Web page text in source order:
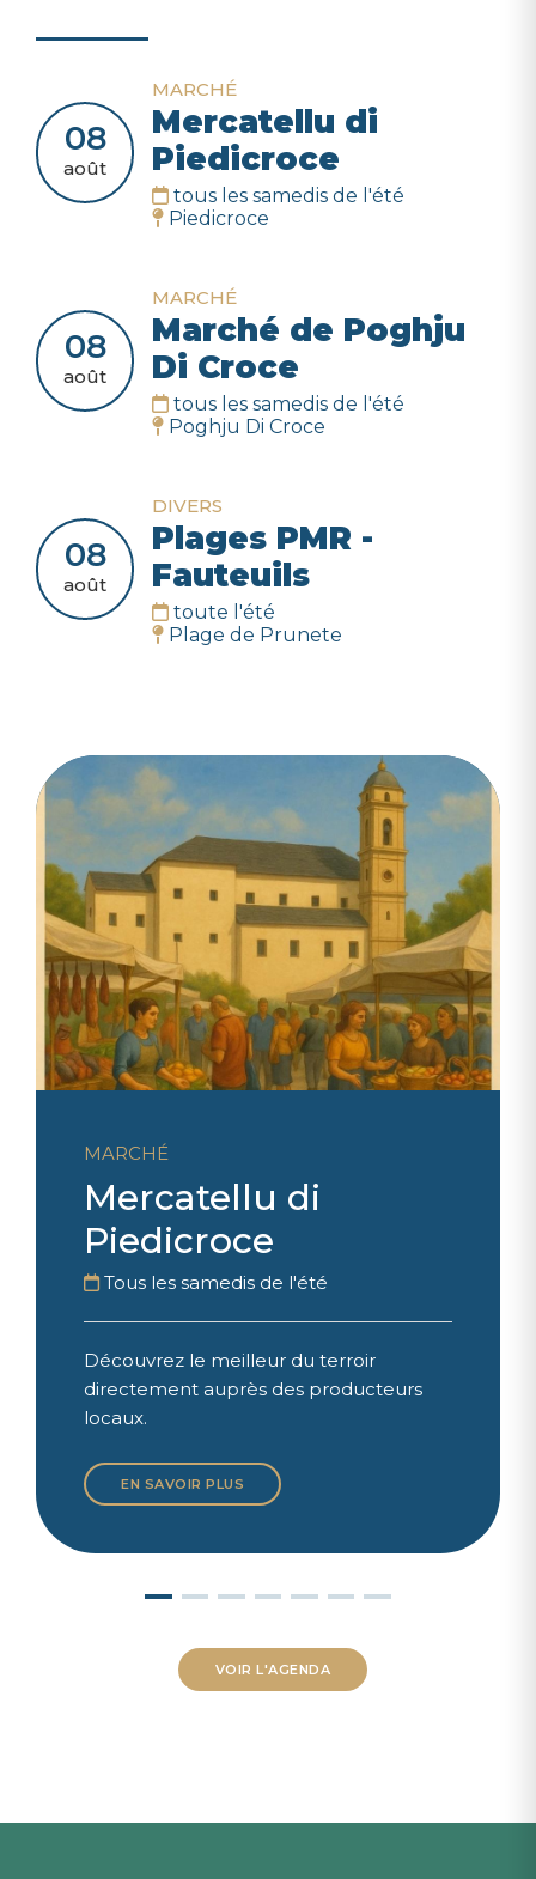
MARCHÉ
Mercatellu di
Piedicroce
Tous les samedis de l'été
Découvrez le meilleur du terroir
directement auprès des producteurs
locaux.
EN SAVOIR PLUS
VOIR L'AGENDA
08
août
MARCHÉ
Mercatellu di
Piedicroce
tous les samedis de l'été
Piedicroce
08
août
MARCHÉ
Marché de Poghju
Di Croce
tous les samedis de l'été
Poghju Di Croce
08
août
DIVERS
Plages PMR -
Fauteuils
toute l'été
Plage de Prunete